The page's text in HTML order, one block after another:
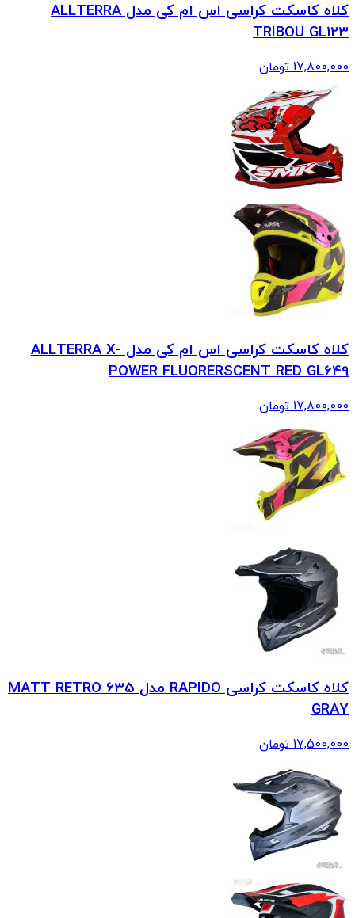
کلاه کاسکت کراسی اس ام کی مدل ALLTERRA
TRIBOU GL123
17,800,000 تومان
کلاه کاسکت کراسی اس ام کی مدل ALLTERRA X-
POWER FLUORERSCENT RED GL649
17,800,000 تومان
کلاه کاسکت کراسی RAPIDO مدل 635 MATT RETRO
GRAY
17,500,000 تومان